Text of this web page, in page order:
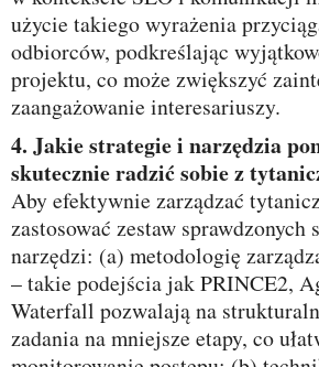
użycie takiego wyrażenia
odbiorców, podkreślając
projektu, co może zwiększyć
zaangażowanie interesariuszy.
4. Jakie strategie i narzędzia pomagają
skutecznie radzić sobie z
Aby efektywnie zarządzać
zastosować zestaw sprawdzonych
narzędzi: (a) metodologię
– takie podejścia jak PRINCE2,
Waterfall pozwalają na
zadania na mniejsze etapy, co